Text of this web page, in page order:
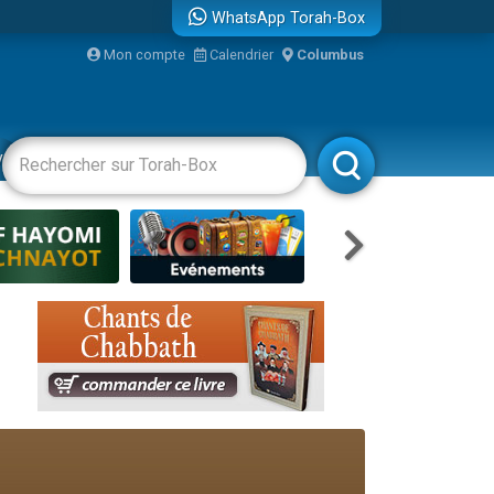
le temps
maman
WhatsApp Torah-Box
Mon compte Calendrier Columbus
Livres Rabbanim